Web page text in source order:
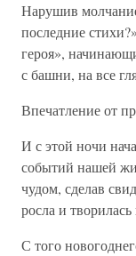
Нарушив
последние
героя»,
с башни, на все
Впечатление от
И с этой ночи
событий нашей
чудом, сделав
росла и
С того